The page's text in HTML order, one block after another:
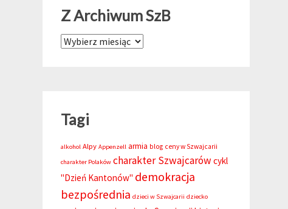
Z Archiwum SzB
Z Archiwum SzB
Tagi
alkohol Alpy Appenzell armia blog ceny w Szwajcarii
charakter Polaków charakter Szwajcarów cykl
"Dzień Kantonów" demokracja
bezpośrednia dzieci w Szwajcarii dziecko